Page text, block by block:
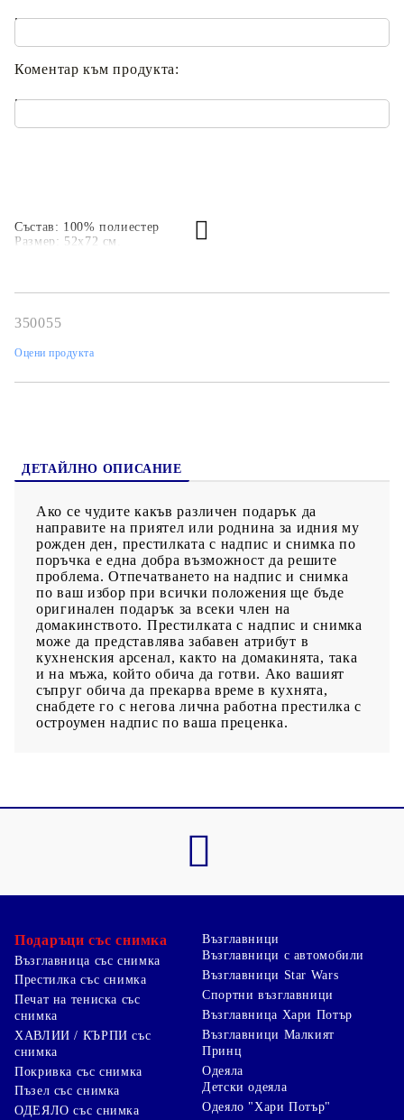
Състав: 100% полиестер
Размер: 52х72 см.
.
Коментар към продукта:
.
350055
Оцени продукта
ДЕТАЙЛНО ОПИСАНИЕ
Ако се чудите какъв различен подарък да
направите на приятел или роднина за идния му
рожден ден, престилката с надпис и снимка по
поръчка е една добра възможност да решите
проблема. Отпечатването на надпис и снимка
по ваш избор при всички положения ще бъде
оригинален подарък за всеки член на
домакинството. Престилката с надпис и снимка
може да представлява забавен атрибут в
кухненския арсенал, както на домакинята, така
и на мъжа, който обича да готви. Ако вашият
съпруг обича да прекарва време в кухнята,
снабдете го с негова лична работна престилка с
остроумен надпис по ваша преценка.
Подаръци със снимка
Възглавница със снимка
Престилка със снимка
Печат на тениска със
снимка
ХАВЛИИ / КЪРПИ със
снимка
Покривка със снимка
Пъзел със снимка
ОДЕЯЛО със снимка
Възглавници
Възглавници с автомобили
Възглавници Star Wars
Спортни възглавници
Възглавница Хари Потър
Възглавници Малкият
Принц
Одеяла
Детски одеяла
Одеяло "Хари Потър"